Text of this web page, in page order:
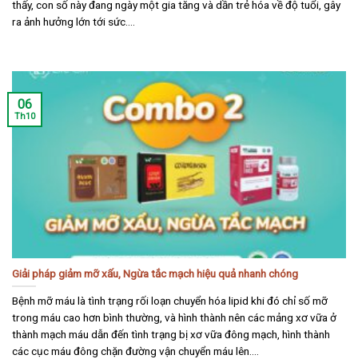
thấy, con số này đang ngày một gia tăng và dần trẻ hóa về độ tuổi, gây
ra ảnh hưởng lớn tới sức....
Giải pháp giảm mỡ xấu, Ngừa tắc mạch hiệu quả nhanh chóng
Bệnh mỡ máu là tình trạng rối loạn chuyển hóa lipid khi đó chỉ số mỡ
trong máu cao hơn bình thường, và hình thành nên các mảng xơ vữa ở
thành mạch máu dẫn đến tình trạng bị xơ vữa đông mạch, hình thành
các cục máu đông chặn đường vận chuyển máu lên....
06
Th10